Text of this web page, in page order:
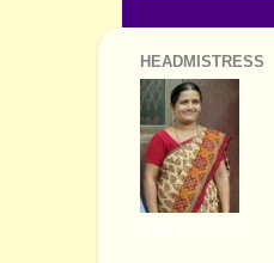
HEADMISTRESS